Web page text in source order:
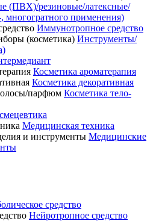
(ПВХ)/резиновые/латексные/
многогратного применения)
Иммунотропное средство
Инструменты/
Косметика ароматерапия
Косметика декоративная
Косметика тело-
Медицинская техника
Медицинские
средство
Нейротропное средство